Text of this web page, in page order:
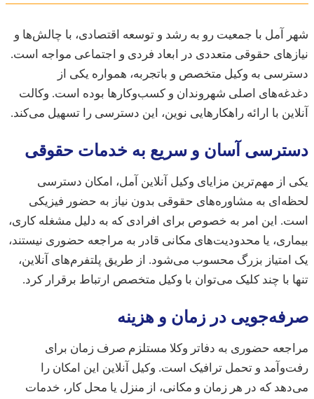
آمل با جمعیت رو به رشد و توسعه اقتصادی، با چالش‌ها و
حقوقی متعددی در ابعاد فردی و اجتماعی مواجه است.
به وکیل متخصص و باتجربه، همواره یکی از
اصلی شهروندان و کسب‌وکارها بوده است. وکالت
با ارائه راهکارهایی نوین، این دسترسی را تسهیل می‌کند.
آسان و سریع به خدمات حقوقی
از مهم‌ترین مزایای وکیل آنلاین آمل، امکان دسترسی
به مشاوره‌های حقوقی بدون نیاز به حضور فیزیکی
این امر به خصوص برای افرادی که به دلیل مشغله کاری،
یا محدودیت‌های مکانی قادر به مراجعه حضوری نیستند،
بزرگ محسوب می‌شود. از طریق پلتفرم‌های آنلاین،
با چند کلیک می‌توان با وکیل متخصص ارتباط برقرار کرد.
در زمان و هزینه
حضوری به دفاتر وکلا مستلزم صرف زمان برای
و تحمل ترافیک است. وکیل آنلاین این امکان را
که در هر زمان و مکانی، از منزل یا محل کار، خدمات